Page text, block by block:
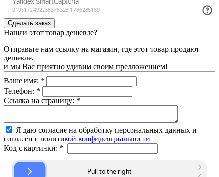
Нашли этот товар дешевле?
Отправьте нам ссылку на магазин, где этот товар продают
дешевле,
и мы Вас приятно удивим своим предложением!
Ваше имя: *
Телефон: *
Ссылка на страницу: *
Я даю согласие на обработку персональных данных и
согласен с политикой конфиденциальности
Код с картинки: *